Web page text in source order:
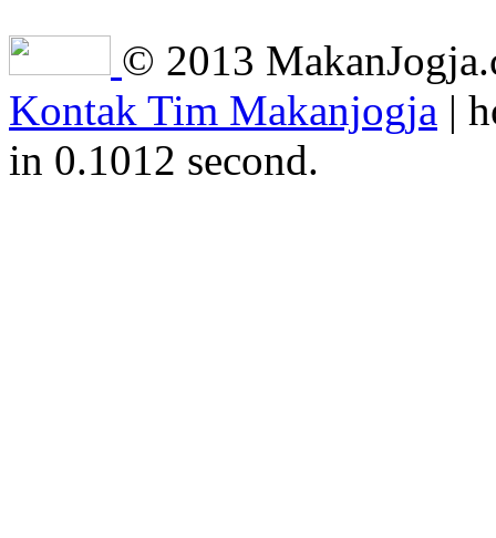
© 2013
Kontak Tim Makanjogja |
in 0.1012 second.